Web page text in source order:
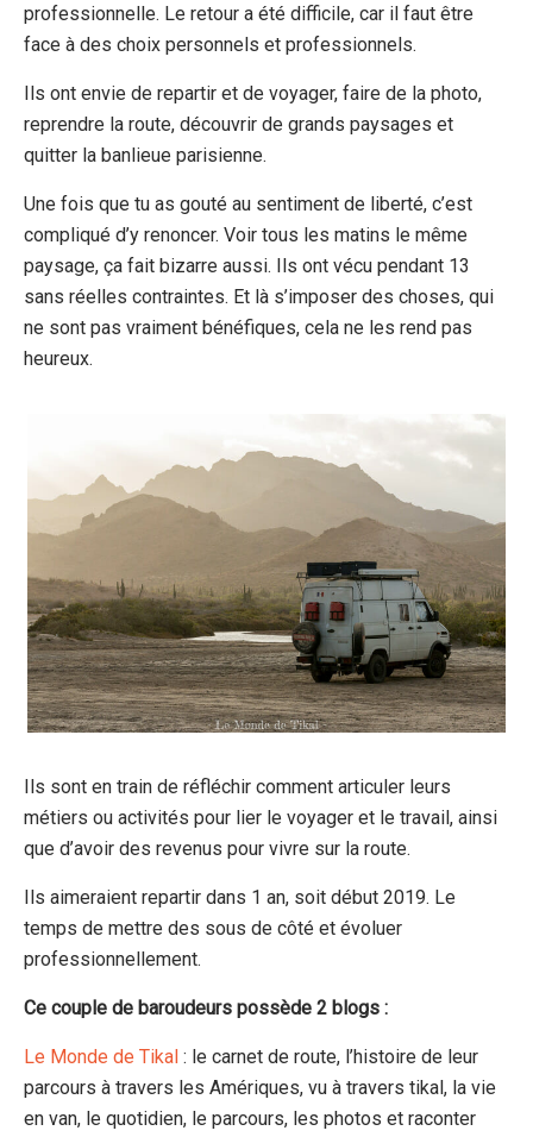
professionnelle. Le retour a été difficile, car il faut être
face à des choix personnels et professionnels.
Ils ont envie de repartir et de voyager, faire de la photo,
reprendre la route, découvrir de grands paysages et
quitter la banlieue parisienne.
Une fois que tu as gouté au sentiment de liberté, c’est
compliqué d’y renoncer. Voir tous les matins le même
paysage, ça fait bizarre aussi. Ils ont vécu pendant 13
sans réelles contraintes. Et là s’imposer des choses, qui
ne sont pas vraiment bénéfiques, cela ne les rend pas
heureux.
Ils sont en train de réfléchir comment articuler leurs
métiers ou activités pour lier le voyager et le travail, ainsi
que d’avoir des revenus pour vivre sur la route.
Ils aimeraient repartir dans 1 an, soit début 2019. Le
temps de mettre des sous de côté et évoluer
professionnellement.
Ce couple de baroudeurs possède 2 blogs :
Le Monde de Tikal : le carnet de route, l’histoire de leur
parcours à travers les Amériques, vu à travers tikal, la vie
en van, le quotidien, le parcours, les photos et raconter